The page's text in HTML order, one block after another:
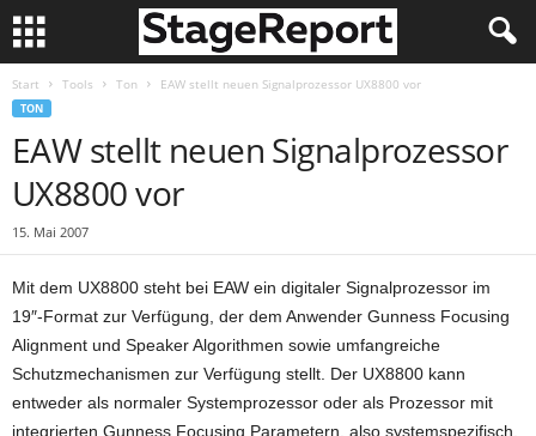
Start Tools Ton EAW stellt neuen Signalprozessor UX8800 vor
TON
EAW stellt neuen Signalprozessor
UX8800 vor
15. Mai 2007
Mit dem UX8800 steht bei EAW ein digitaler Signalprozessor im
19″-Format zur Verfügung, der dem Anwender Gunness Focusing
Alignment und Speaker Algorithmen sowie umfangreiche
Schutzmechanismen zur Verfügung stellt. Der UX8800 kann
entweder als normaler Systemprozessor oder als Prozessor mit
integrierten Gunness Focusing Parametern, also systemspezifisch,